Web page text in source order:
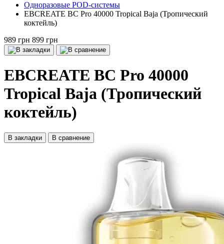
Одноразовые POD-системы
EBCREATE BC Pro 40000 Tropical Baja (Тропический
коктейль)
989 грн 899 грн
EBCREATE BC Pro 40000
Tropical Baja (Тропический
коктейль)
В закладки В сравнение